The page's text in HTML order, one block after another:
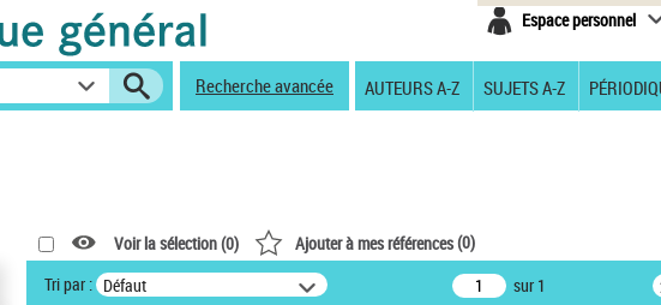
Espace personnel
Recherche avancée AUTEURS A-Z SUJETS A-Z
Voir la sélection (0) Ajouter à mes références(0)
Tri par : Défaut sur 1